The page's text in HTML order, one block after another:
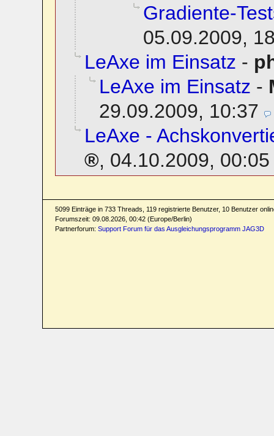
Gradiente-
05.09.2009,
LeAxe im Einsatz -
LeAxe im Einsatz -
29.09.2009, 10:37
LeAxe -
, 04.10.2009, 00:05
5099 Einträge in 733 Threads, 119 registrierte Benutzer, 10 Benutzer
Forumszeit: 09.08.2026, 00:42 (Europe/Berlin)
Partnerforum: Support Forum für das Ausgleichungsprogramm JAG3D